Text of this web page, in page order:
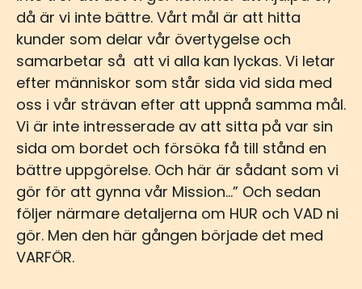
då är vi inte bättre. Vårt mål är att hitta
kunder som delar vår övertygelse och
samarbetar så att vi alla kan lyckas. Vi letar
efter människor som står sida vid sida med
oss i vår strävan efter att uppnå samma mål.
Vi är inte intresserade av att sitta på var sin
sida om bordet och försöka få till stånd en
bättre uppgörelse. Och här är sådant som vi
gör för att gynna vår Mission…” Och sedan
följer närmare detaljerna om HUR och VAD ni
gör. Men den här gången började det med
VARFÖR.